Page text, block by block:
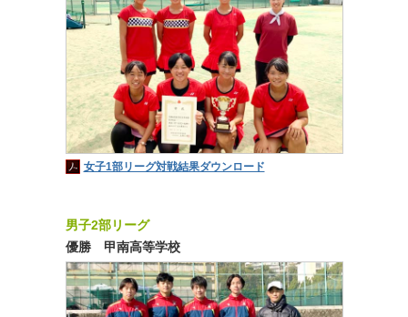
女子1部リーグ対戦結果ダウンロード
男子2部リーグ
優勝 甲南高等学校